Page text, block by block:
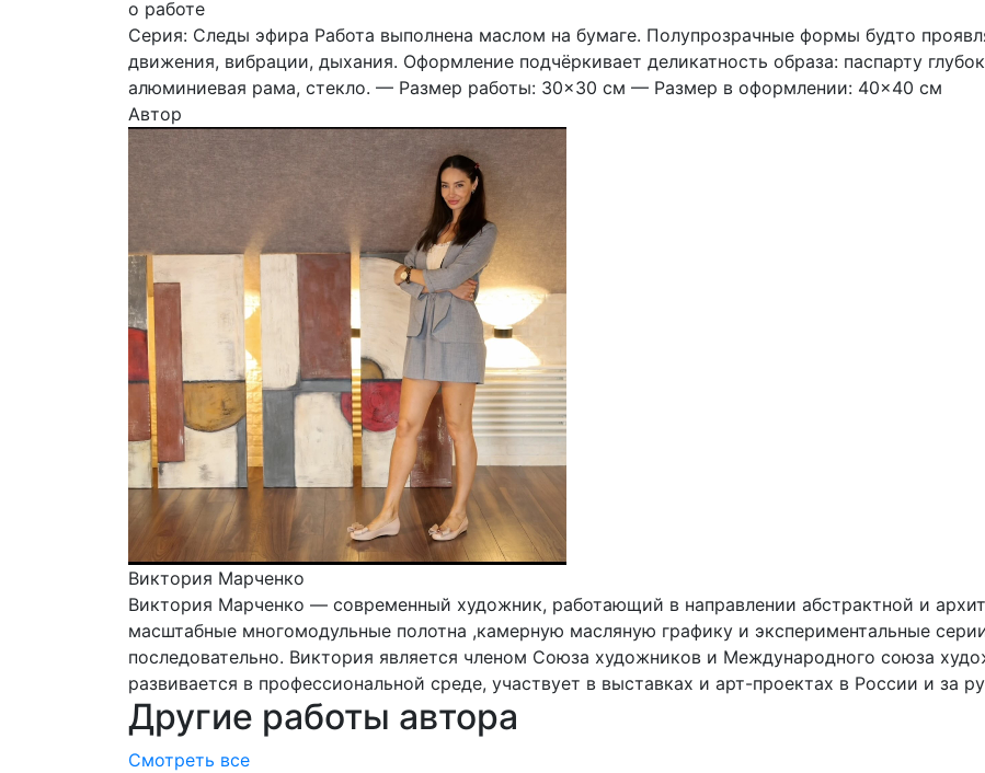
о работе
Серия: Следы эфира Работа выполнена маслом на бумаге. Полупрозрачные формы будто
движения, вибрации, дыхания. Оформление подчёркивает деликатность образа: паспарту
алюминиевая рама, стекло. — Размер работы: 30×30 см — Размер в оформлении: 40×40 см
Автор
Виктория Марченко
Виктория Марченко — современный художник, работающий в направлении абстрактной и
масштабные многомодульные полотна ,камерную масляную графику и экспериментальные
последовательно. Виктория является членом Союза художников и Международного союза
развивается в профессиональной среде, участвует в выставках и арт-проектах в России и за
Другие работы автора
Смотреть все